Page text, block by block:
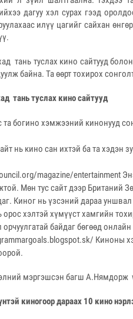
дагуу хэл сурах гээд
илүү цагийг сайхан
тань туслах кино сайтууд
байна. Та өөрт тохирох
тань туслах кино сайтууд
та богино хэмжээний кинонууд
нь кино сан ихтэй ба та хэдэн
magazine/entertainment
Мөн тус сайт дээр Британий
Киног нь үзсэний дараа
хэлтэй хүмүүст хамгийн
байдаг бөгөөд
Киноны
мэргэшсэн багш А.Нямдорж
киногоор дараах 10 кино